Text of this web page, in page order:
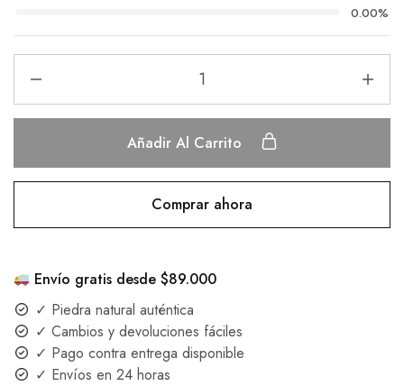
0.00%
Añadir Al Carrito
Comprar ahora
Envío gratis desde $89.000
✓ Piedra natural auténtica
✓ Cambios y devoluciones fáciles
✓ Pago contra entrega disponible
✓ Envíos en 24 horas